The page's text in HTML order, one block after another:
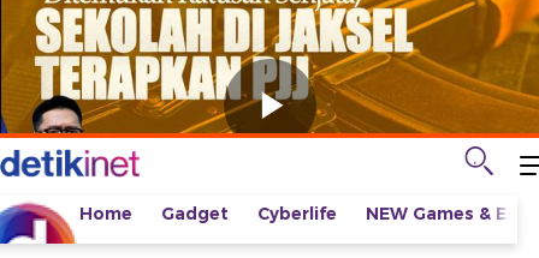
Home Gadget Cyberlife NEW Games &